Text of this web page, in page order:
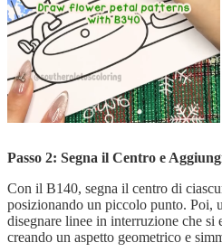
Passo 2: Segna il Centro e
Con il B140, segna il centro di
posizionando un piccolo punto. Poi,
disegnare linee in interruzione che si
creando un aspetto geometrico e